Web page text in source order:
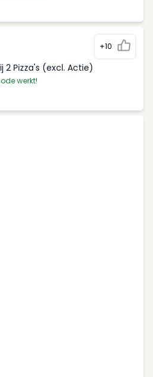
+10
2 Pizza's (excl. Actie)
werkt!